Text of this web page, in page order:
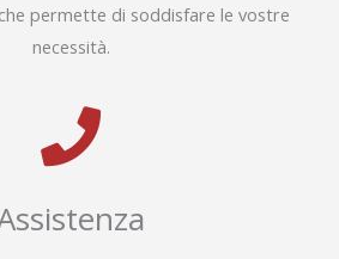
permette di soddisfare le vostre
necessità.